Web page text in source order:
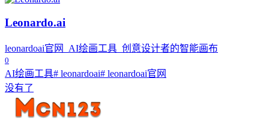
Leonardo.ai
leonardoai官网_AI绘画工具_创意设计者的智能画布
0
AI绘画工具# leonardoai# leonardoai官网
没有了